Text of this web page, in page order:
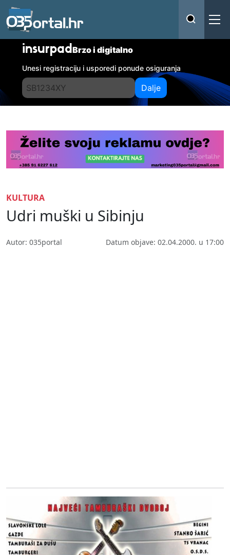
insurpadBrzo i digitalno
Unesi registraciju i usporedi ponude osiguranja
Dalje
KULTURA
Udri muški u Sibinju
Autor: 035portal Datum objave: 02.04.2000. u 17:00